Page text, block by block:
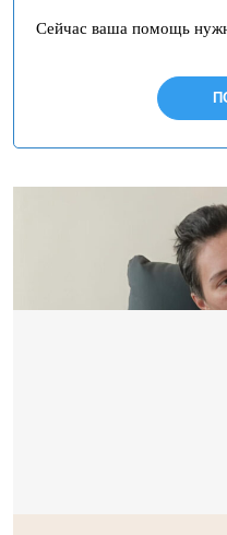
Сейчас ваша помощь